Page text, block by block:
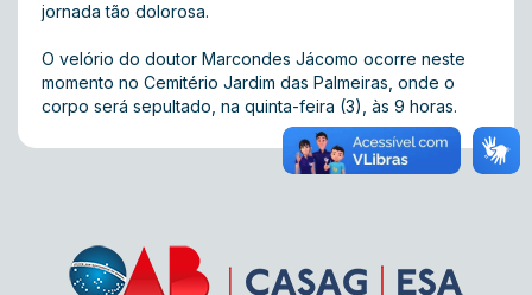
jornada tão dolorosa.
O velório do doutor Marcondes Jácomo ocorre neste
momento no Cemitério Jardim das Palmeiras, onde o
corpo será sepultado, na quinta-feira (3), às 9 horas.